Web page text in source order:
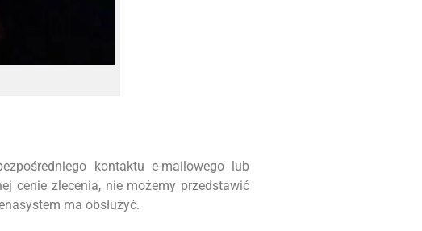
kontaktu e-mailowego lub
cenie zlecenia, nie możemy przedstawić
ma obsłużyć.